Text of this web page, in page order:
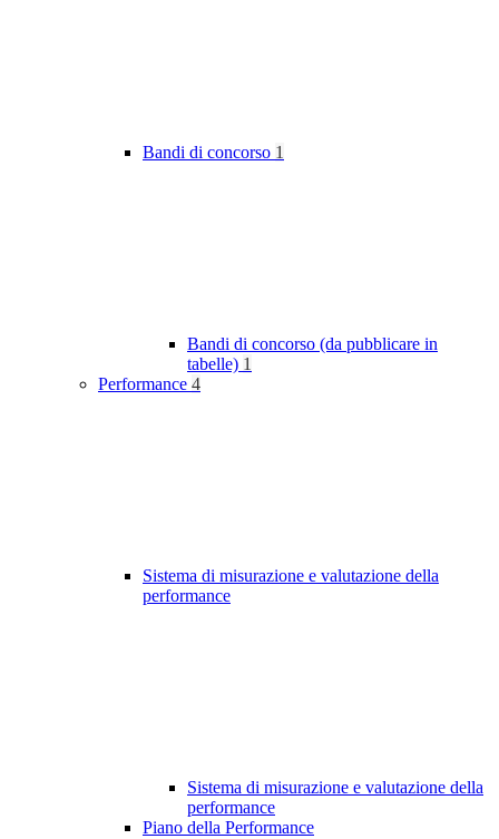
Bandi di concorso 1
Bandi di concorso (da pubblicare in
tabelle) 1
Performance 4
Sistema di misurazione e valutazione della
performance
Sistema di misurazione e valutazione della
performance
Piano della Performance